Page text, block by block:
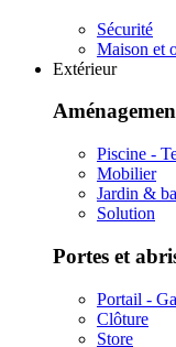
Sécurité
Maison et
Extérieur
Piscine -
Mobilier
Jardin &
Solution
Portes et
Portail -
Clôture
Store